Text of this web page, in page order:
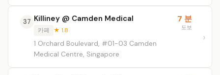
37 Killiney @ Camden Medical
카페 ★ 1.8
1 Orchard Boulevard, #01-03 Camden
Medical Centre, Singapore
7 분
도보